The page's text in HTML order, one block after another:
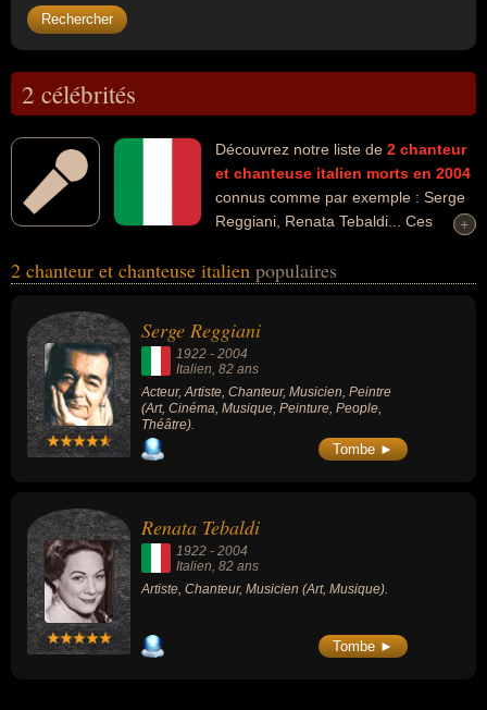
2 célébrités
Découvrez notre liste de 2 chanteur
et chanteuse italien morts en 2004
connus comme par exemple : Serge
Reggiani, Renata Tebaldi... Ces
l'art, du cinéma, de la musique, de la peinture, people ou du
musicien ou peintre.
+
+
2 chanteur et chanteuse italien populaires
Serge Reggiani
1922 - 2004
Italien, 82 ans
Acteur, Artiste, Chanteur, Musicien, Peintre
(Art, Cinéma, Musique, Peinture, People,
Théâtre).
Tombe ►
Renata Tebaldi
1922 - 2004
Italien , 82 ans
Artiste, Chanteur, Musicien (Art, Musique).
Tombe ►